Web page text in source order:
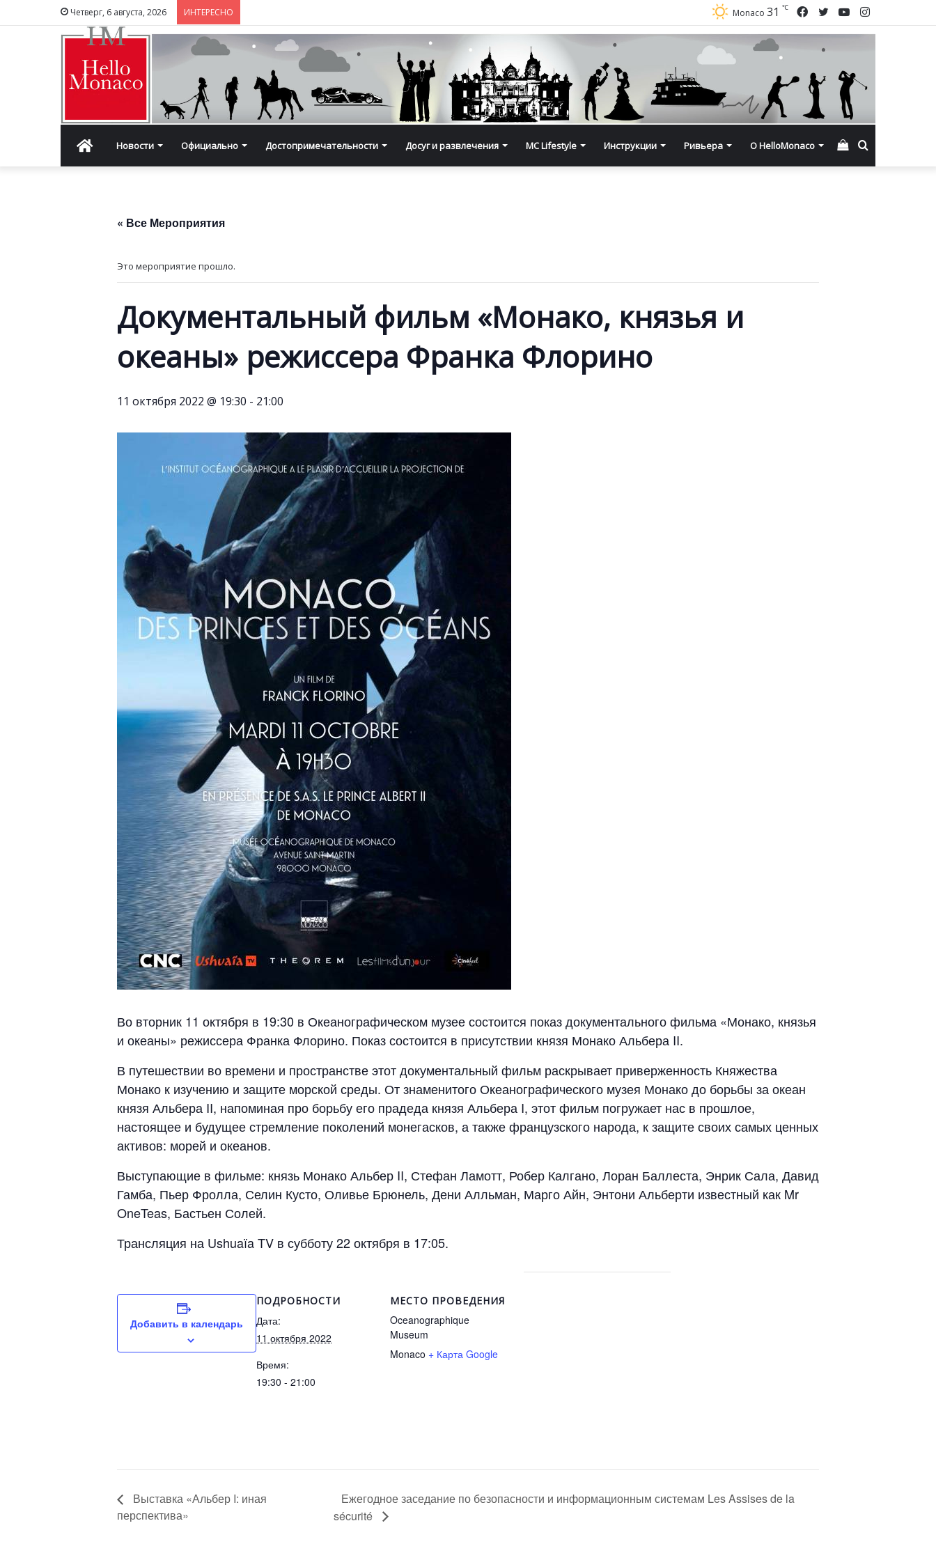
Четверг, 6 августа, 2026 ИНТЕРЕСНО Instagram
YouTube
Twitter
Facebook
Monaco 31 ℃
ГлавнаяНовости Официально Достопримечательности Досуг и развлечения MC Lifestyle Инструкции Ривьера О HelloMonaco Смотреть
« Все Мероприятия
Это мероприятие прошло.
Документальный фильм «Монако, князья и
океаны» режиссера Франка Флорино
11 октября 2022 @ 19:30 - 21:00
Во вторник 11 октября в 19:30 в Океанографическом музее состоится показ документального фильма «Монако, князья
и океаны» режиссера Франка Флорино. Показ состоится в присутствии князя Монако Альбера II.
В путешествии во времени и пространстве этот документальный фильм раскрывает приверженность Княжества
Монако к изучению и защите морской среды. От знаменитого Океанографического музея Монако до борьбы за океан
князя Альбера II, напоминая про борьбу его прадеда князя Альбера I, этот фильм погружает нас в прошлое,
настоящее и будущее стремление поколений монегасков, а также французского народа, к защите своих самых ценных
активов: морей и океанов.
Выступающие в фильме: князь Монако Альбер II, Стефан Ламотт, Робер Калгано, Лоран Баллеста, Энрик Сала, Давид
Гамба, Пьер Фролла, Селин Кусто, Оливье Брюнель, Дени Алльман, Марго Айн, Энтони Альберти известный как Mr
OneTeas, Бастьен Солей.
Трансляция на Ushuaïa TV в субботу 22 октября в 17:05.
Добавить в календарь
ПОДРОБНОСТИ
Дата:
11 октября 2022
Время:
19:30 - 21:00
МЕСТО ПРОВЕДЕНИЯ
Oceanographique
Museum
Monaco + Карта Google
Выставка «Альбер I: иная
перспектива»
Ежегодное заседание по безопасности и информационным системам Les Assises de la
sécurité